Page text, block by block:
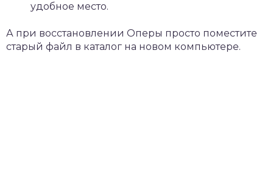
удобное место.
А при восстановлении Оперы просто поместите
старый файл в каталог на новом компьютере.